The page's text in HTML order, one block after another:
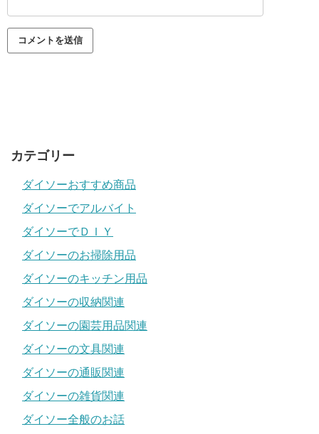
カテゴリー
ダイソーおすすめ商品
ダイソーでアルバイト
ダイソーでＤＩＹ
ダイソーのお掃除用品
ダイソーのキッチン用品
ダイソーの収納関連
ダイソーの園芸用品関連
ダイソーの文具関連
ダイソーの通販関連
ダイソーの雑貨関連
ダイソー全般のお話